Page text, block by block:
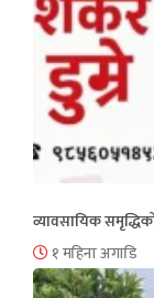
व्यावसायिक
१ महिना अगाडि